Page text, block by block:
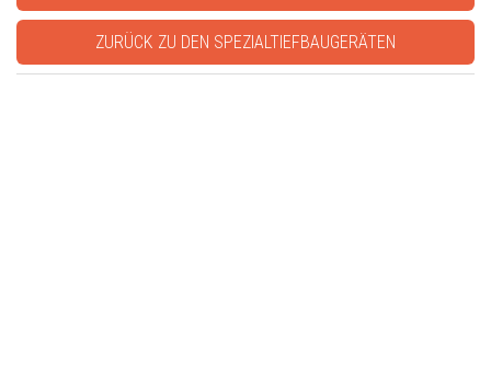
ZURÜCK ZU DEN SPEZIALTIEFBAUGERÄTEN